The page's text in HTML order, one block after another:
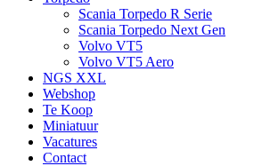
Scania Torpedo R Serie
Scania Torpedo Next Gen
Volvo VT5
Volvo VT5 Aero
NGS XXL
Webshop
Te Koop
Miniatuur
Vacatures
Contact